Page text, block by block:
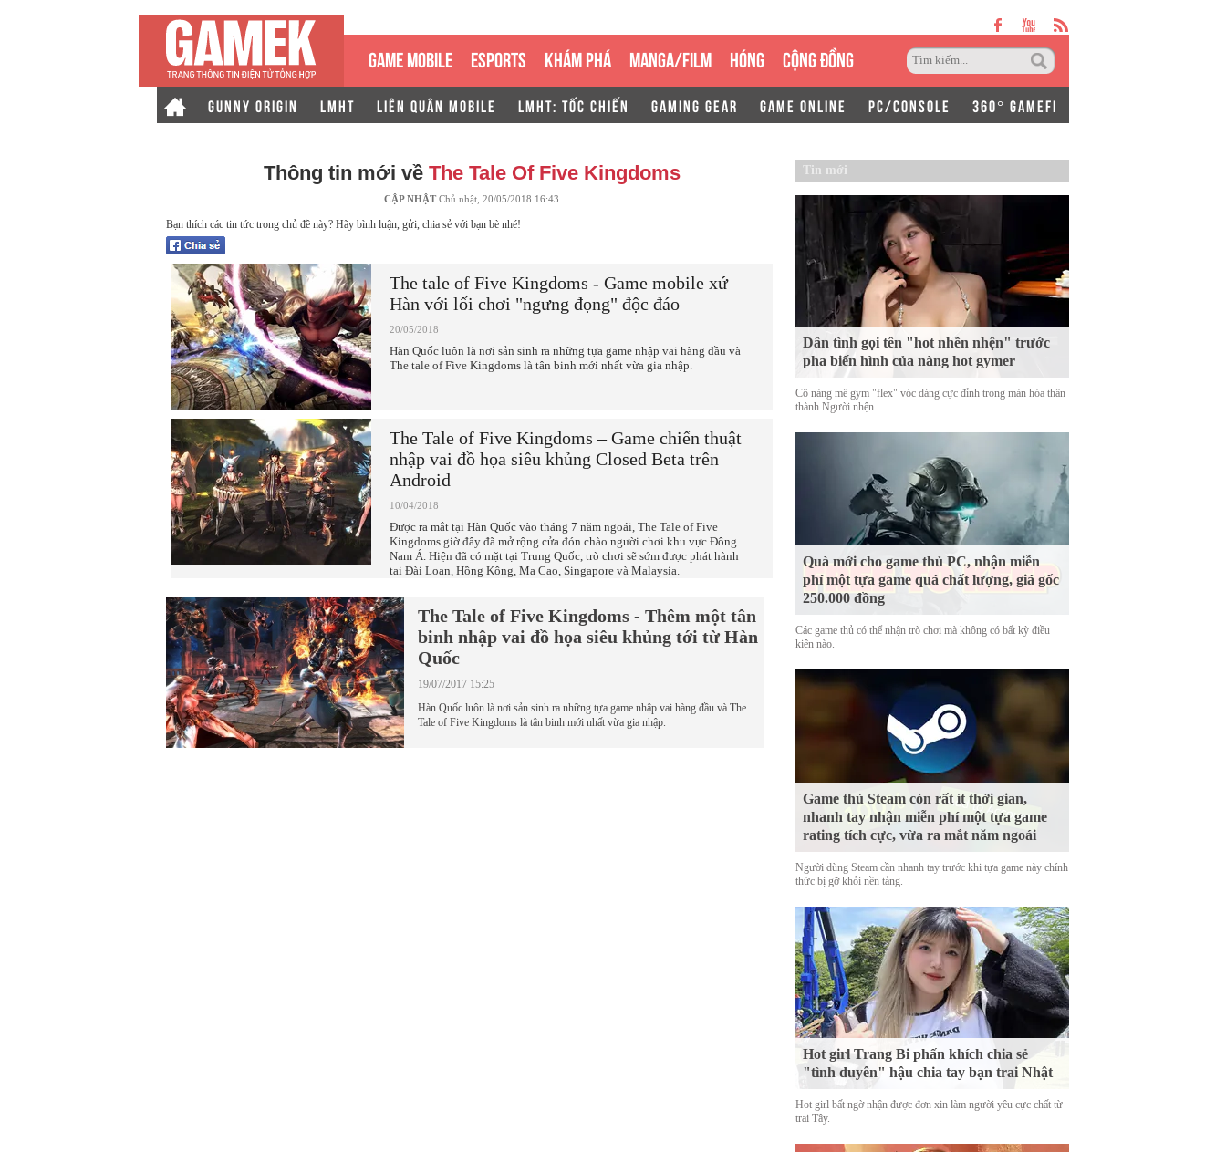
GAME MOBILE ESPORTS KHÁM PHÁ MANGA/FILM HÓNG CỘNG ĐỒNG
GUNNY ORIGIN LMHT LIÊN QUÂN MOBILE LMHT: TỐC CHIẾN GAMING GEAR GAME ONLINE PC/CONSOLE 360° GAMEFI
Thông tin mới về The Tale Of Five Kingdoms
CẬP NHẬTChủ nhật, 20/05/2018 16:43
Bạn thích các tin tức trong chủ đề này? Hãy bình luận, gửi, chia sẻ với bạn bè nhé!
The tale of Five Kingdoms - Game mobile xứ
Hàn với lối chơi "ngưng đọng" độc đáo
20/05/2018
Hàn Quốc luôn là nơi sản sinh ra những tựa game nhập vai hàng đầu và
The tale of Five Kingdoms là tân binh mới nhất vừa gia nhập.
The Tale of Five Kingdoms – Game chiến thuật
nhập vai đồ họa siêu khủng Closed Beta trên
Android
10/04/2018
Được ra mắt tại Hàn Quốc vào tháng 7 năm ngoái, The Tale of Five
Kingdoms giờ đây đã mở rộng cửa đón chào người chơi khu vực Đông
Nam Á. Hiện đã có mặt tại Trung Quốc, trò chơi sẽ sớm được phát hành
tại Đài Loan, Hồng Kông, Ma Cao, Singapore và Malaysia.
The Tale of Five Kingdoms - Thêm một tân
binh nhập vai đồ họa siêu khủng tới từ Hàn
Quốc
19/07/2017 15:25
Hàn Quốc luôn là nơi sản sinh ra những tựa game nhập vai hàng đầu và The
Tale of Five Kingdoms là tân binh mới nhất vừa gia nhập.
Tin mới
Dân tình gọi tên "hot nhền nhện" trước
pha biến hình của nàng hot gymer
Cô nàng mê gym "flex" vóc dáng cực đỉnh trong màn hóa thân
thành Người nhện.
Quà mới cho game thủ PC, nhận miễn
phí một tựa game quá chất lượng, giá gốc
250.000 đồng
Các game thủ có thể nhận trò chơi mà không có bất kỳ điều
kiện nào.
Game thủ Steam còn rất ít thời gian,
nhanh tay nhận miễn phí một tựa game
rating tích cực, vừa ra mắt năm ngoái
Người dùng Steam cần nhanh tay trước khi tựa game này chính
thức bị gỡ khỏi nền tảng.
Hot girl Trang Bi phấn khích chia sẻ
"tình duyên" hậu chia tay bạn trai Nhật
Hot girl bất ngờ nhận được đơn xin làm người yêu cực chất từ
trai Tây.